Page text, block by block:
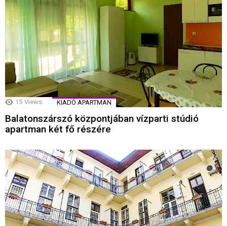
15 Views KIADÓ APARTMAN
Balatonszárszó központjában vízparti stúdió
apartman két fő részére